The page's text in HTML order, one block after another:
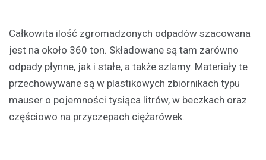
Całkowita ilość zgromadzonych odpadów szacowana
jest na około 360 ton. Składowane są tam zarówno
odpady płynne, jak i stałe, a także szlamy. Materiały te
przechowywane są w plastikowych zbiornikach typu
mauser o pojemności tysiąca litrów, w beczkach oraz
częściowo na przyczepach ciężarówek.